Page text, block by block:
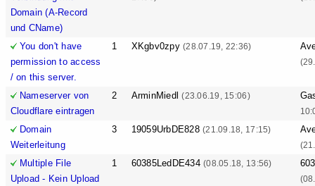
Domain (A-Record
und CName)
You don't have
permission to access
/ on this server.
1 XKgbv0zpy(28.07.19, 22:36)
Nameserver von
Cloudflare eintragen
2 ArminMiedl(23.06.19, 15:06)
Domain
Weiterleitung
3 19059UrbDE828(21.09.18, 17:15)
Multiple File
Upload - Kein Upload
1 60385LedDE434(08.05.18, 13:56)